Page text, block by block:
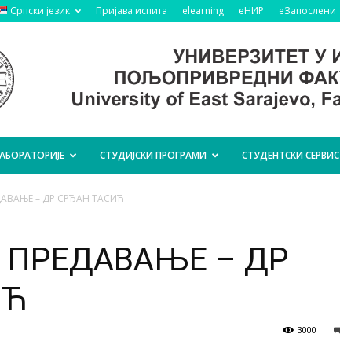
Српски језик Пријава испита elearning еНИР еЗапослени
СТУДИЈСКИ ПРОГРАМИ СТУДЕНТСКИ СЕРВИС
– ДР СРЂАН ТАСИЋ
– ДР
3000